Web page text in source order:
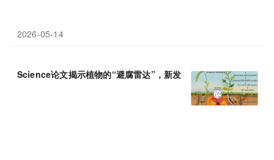
2026-05-14
Science论文揭示植物的“避腐雷达”，新发现“腐性趋向性”让根系